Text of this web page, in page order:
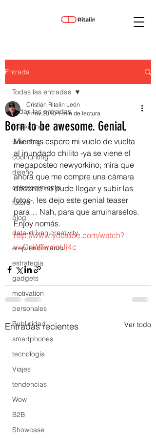
Entrada
Todas las entradas
marketing
branding
coolhunting
diseño
entretenimiento
futuro
blog
data-driven creativity
emprendimiento
estrategia
gadgets
motivation
personales
Publicidad
smartphones
tecnología
Viajes
tendencias
Wow
B2B
Showcase
Todas las entradas
Born to be awesome. Genial.
Cristián Ritalin León
7 nov 2010 1 min de lectura
Mientras espero mi vuelo de vuelta
al inundado chilito -ya se viene el
megaposteo newyorkino; mira que
ahora que me compre una cámara
decente no pude llegar y subir las
fotos-, les dejo este genial teaser
para… Nah, para que arruinarselos.
Enjoy nomás.
http://www.youtube.com/watch?
v=CnWTwmoUi4c
Entradas recientes Ver todo